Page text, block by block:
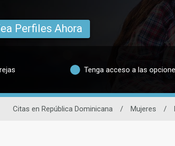
Perfiles Ahora
Tenga acceso a las
Citas en República Dominicana / Mujeres /